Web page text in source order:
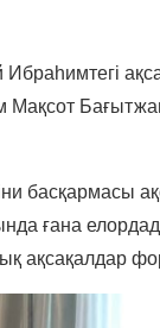
Ибраһимтегі
Мақсот
басқармасы
ғана
ақсақалдар